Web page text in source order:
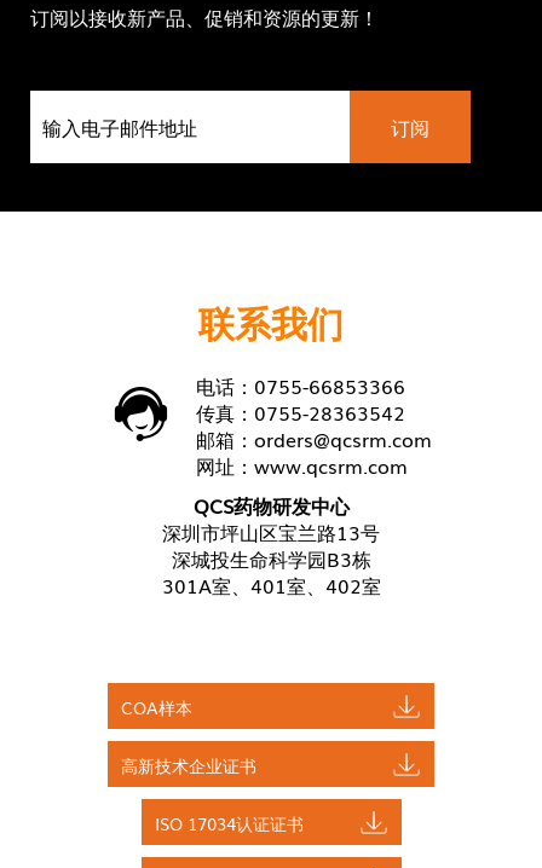
订阅以接收新产品、促销和资源的更新！
联系我们
电话：0755-66853366
传真：0755-28363542
邮箱： orders@qcsrm.com
网址： www.qcsrm.com
QCS药物研发中心
深圳市坪山区宝兰路13号
深城投生命科学园B3栋
301A室、401室、402室
COA样本
高新技术企业证书
ISO 17034认证证书